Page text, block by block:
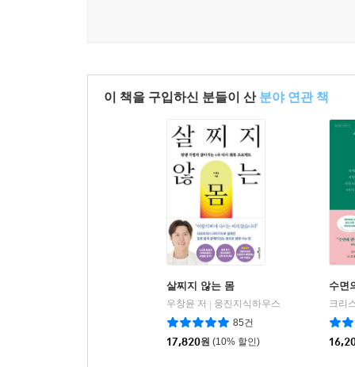
이 책을 구입하신 분들이 산 분야 연관 책
살찌지 않는 몸
우창윤 저
웅진지식하우스
85건
17,820원 (10% 할인)
수면
크리